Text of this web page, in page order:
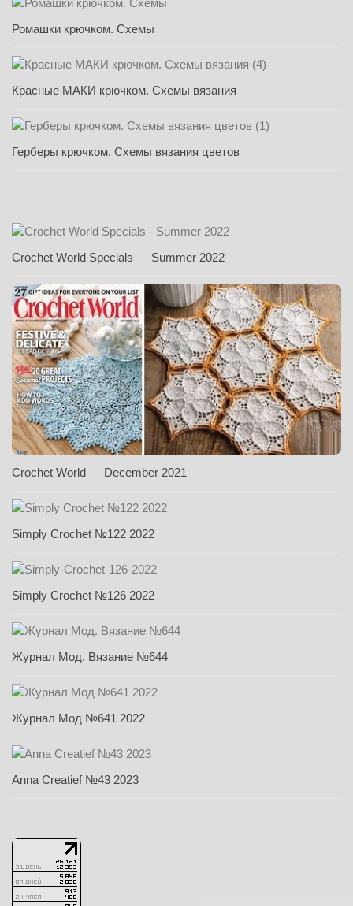
Ромашки крючком. Схемы
Красные МАКИ крючком. Схемы вязания
Герберы крючком. Схемы вязания цветов
Crochet World Specials — Summer 2022
Crochet World — December 2021
Simply Crochet №122 2022
Simply Crochet №126 2022
Журнал Мод. Вязание №644
Журнал Мод №641 2022
Anna Creatief №43 2023